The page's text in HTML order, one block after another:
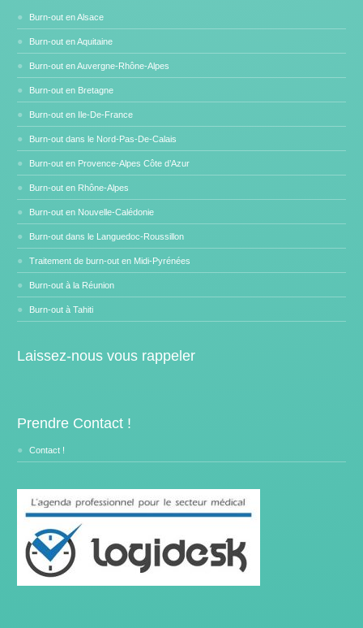
Burn-out en Alsace
Burn-out en Aquitaine
Burn-out en Auvergne-Rhône-Alpes
Burn-out en Bretagne
Burn-out en Ile-De-France
Burn-out dans le Nord-Pas-De-Calais
Burn-out en Provence-Alpes Côte d’Azur
Burn-out en Rhône-Alpes
Burn-out en Nouvelle-Calédonie
Burn-out dans le Languedoc-Roussillon
Traitement de burn-out en Midi-Pyrénées
Burn-out à la Réunion
Burn-out à Tahiti
Laissez-nous vous rappeler
Prendre Contact !
Contact !